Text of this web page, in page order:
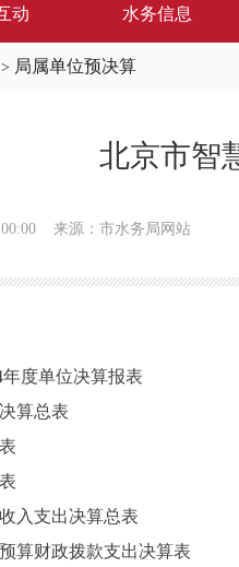
动 水务信息
> 局属单位预决算
北京市智
来源：市水务局网站
度单位决算报表
算总表
支出决算总表
财政拨款支出决算表